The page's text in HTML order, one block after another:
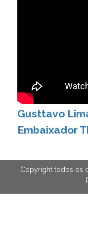
Gusttavo
Embaixador
Copyright todos os